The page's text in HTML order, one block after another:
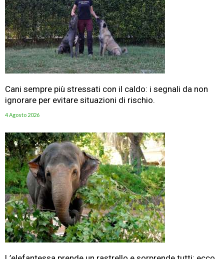
Cani sempre più stressati con il caldo: i segnali da non
ignorare per evitare situazioni di rischio.
4 Agosto 2026